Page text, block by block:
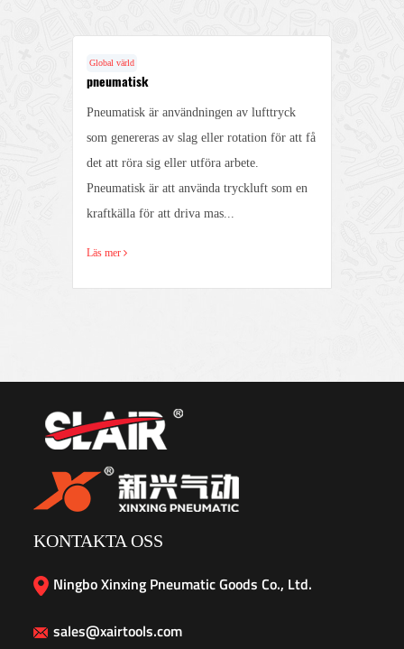
Global värld
pneumatisk
Pneumatisk är användningen av lufttryck
som genereras av slag eller rotation för att få
det att röra sig eller utföra arbete.
Pneumatisk är att använda tryckluft som en
kraftkälla för att driva mas...
Läs mer
KONTAKTA OSS
Ningbo Xinxing Pneumatic Goods Co., Ltd.
sales@xairtools.com